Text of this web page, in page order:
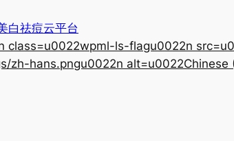
白祛痘云平台
class=u0022wpml-ls-flagu0022n
zh-hans.pngu0022n